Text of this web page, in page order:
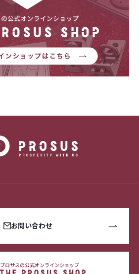
お問い合わせ
プロサスの公式オンラインショップ